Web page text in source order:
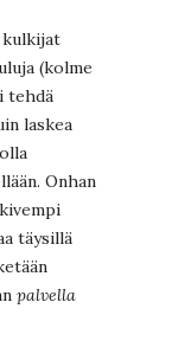
kulkijat
(kolme
tehdä
laskea
Onhan
täysillä
palvella